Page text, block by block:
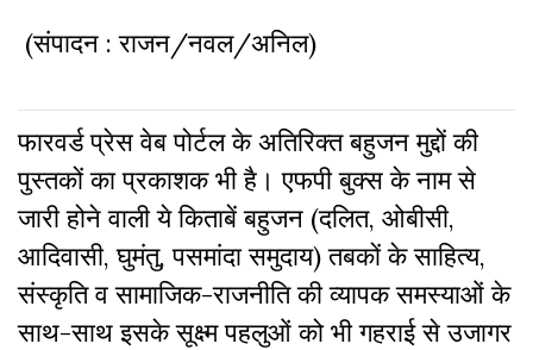
(संपादन : राजन/नवल/अनिल)
फारवर्ड प्रेस वेब पोर्टल के अतिरिक्‍त बहुजन मुद्दों की
पुस्‍तकों का प्रकाशक भी है। एफपी बुक्‍स के नाम से
जारी होने वाली ये किताबें बहुजन (दलित, ओबीसी,
आदिवासी, घुमंतु, पसमांदा समुदाय) तबकों के साहित्‍य,
संस्‍क‍ृति व सामाजिक-राजनीति की व्‍यापक समस्‍याओं के
साथ-साथ इसके सूक्ष्म पहलुओं को भी गहराई से उजागर